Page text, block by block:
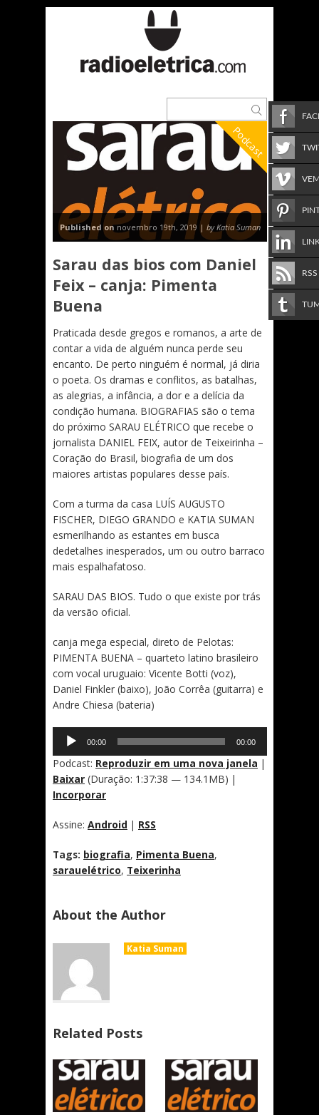
Podcast
Published onnovembro 19th, 2019 | by Katia Suman
Sarau das bios com Daniel
Feix – canja: Pimenta
Buena
Praticada desde gregos e romanos, a arte de
contar a vida de alguém nunca perde seu
encanto. De perto ninguém é normal, já diria
o poeta. Os dramas e conflitos, as batalhas,
as alegrias, a infância, a dor e a delícia da
condição humana. BIOGRAFIAS são o tema
do próximo SARAU ELÉTRICO que recebe o
jornalista DANIEL FEIX, autor de Teixeirinha –
Coração do Brasil, biografia de um dos
maiores artistas populares desse país.
Com a turma da casa LUÍS AUGUSTO
FISCHER, DIEGO GRANDO e KATIA SUMAN
esmerilhando as estantes em busca
dedetalhes inesperados, um ou outro barraco
mais espalhafatoso.
SARAU DAS BIOS. Tudo o que existe por trás
da versão oficial.
canja mega especial, direto de Pelotas:
PIMENTA BUENA – quarteto latino brasileiro
com vocal uruguaio: Vicente Botti (voz),
Daniel Finkler (baixo), João Corrêa (guitarra) e
Andre Chiesa (bateria)
Tocador
áudio
00:00 00:00
Podcast: Reproduzir em uma nova janela |
Baixar (Duração: 1:37:38 — 134.1MB) |
Incorporar
Assine: Android | RSS
Tags: biografia, Pimenta Buena,
sarauelétrico, Teixerinha
About the Author
Katia Suman
Related Posts
RSS